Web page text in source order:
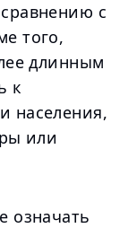
с
того,
длинным
к
населения,
или
означать